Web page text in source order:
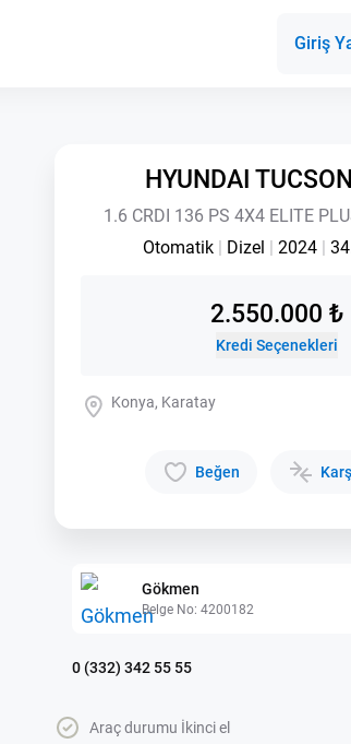
Giriş
HYUNDAI
1.6 CRDI 136 PS 4X4 ELITE
Otomatik | Dizel | 2024 |
2.550.000 ₺
Kredi Seçenekleri
Konya, Karatay
Beğen
Gökmen
Belge No: 4200182
0 (332) 342 55 55
Araç durumu İkinci el